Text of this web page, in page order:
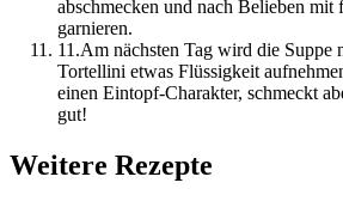
abschmecken und nach Belieben mit
garnieren.
11 .Am nächsten Tag wird die Suppe
Tortellini etwas Flüssigkeit
einen Eintopf-Charakter, schmeckt
gut!
Weitere Rezepte